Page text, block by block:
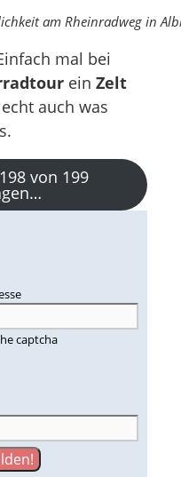
am Rheinradweg in
mal bei
ein Zelt
auch was
von 199
captcha